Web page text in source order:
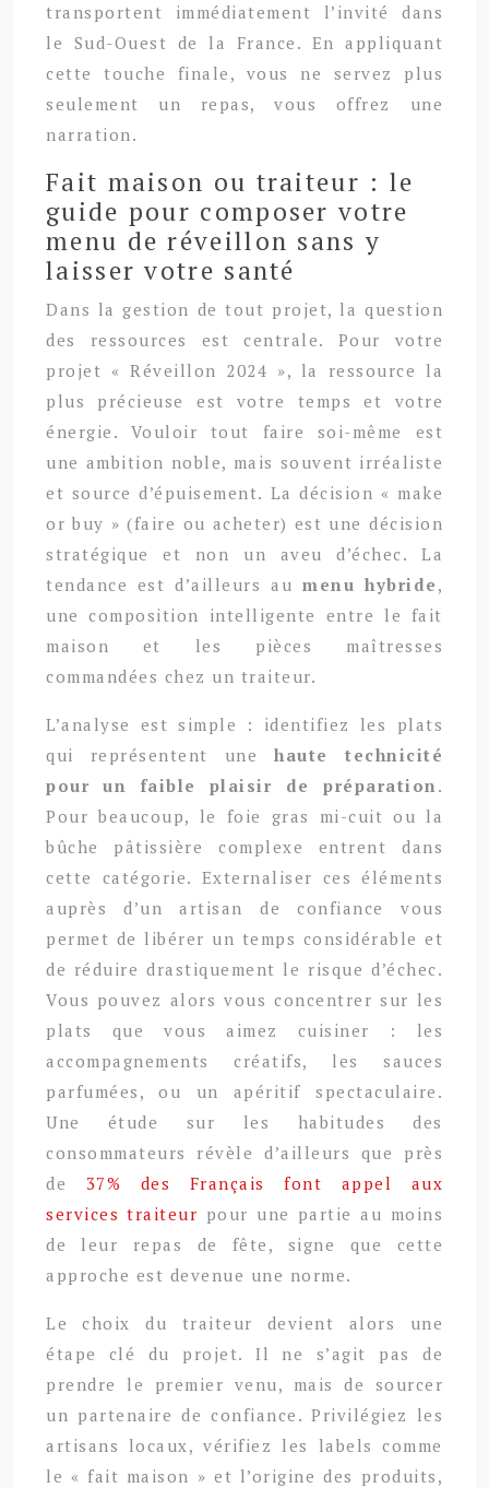
transportent immédiatement l’invité dans
le Sud-Ouest de la France. En appliquant
cette touche finale, vous ne servez plus
seulement un repas, vous offrez une
narration.
Fait maison ou traiteur : le
guide pour composer votre
menu de réveillon sans y
laisser votre santé
Dans la gestion de tout projet, la question
des ressources est centrale. Pour votre
projet « Réveillon 2024 », la ressource la
plus précieuse est votre temps et votre
énergie. Vouloir tout faire soi-même est
une ambition noble, mais souvent irréaliste
et source d’épuisement. La décision « make
or buy » (faire ou acheter) est une décision
stratégique et non un aveu d’échec. La
tendance est d’ailleurs aumenu hybride ,
une composition intelligente entre le fait
maison et les pièces maîtresses
commandées chez un traiteur.
L’analyse est simple : identifiez les plats
qui représentent unehaute technicité
pour un faible plaisir de préparation .
Pour beaucoup, le foie gras mi-cuit ou la
bûche pâtissière complexe entrent dans
cette catégorie. Externaliser ces éléments
auprès d’un artisan de confiance vous
permet de libérer un temps considérable et
de réduire drastiquement le risque d’échec.
Vous pouvez alors vous concentrer sur les
plats que vous aimez cuisiner : les
accompagnements créatifs, les sauces
parfumées, ou un apéritif spectaculaire.
Une étude sur les habitudes des
consommateurs révèle d’ailleurs que près
de 37% des Français font appel aux
services traiteur pour une partie au moins
de leur repas de fête, signe que cette
approche est devenue une norme.
Le choix du traiteur devient alors une
étape clé du projet. Il ne s’agit pas de
prendre le premier venu, mais de sourcer
un partenaire de confiance. Privilégiez les
artisans locaux, vérifiez les labels comme
le « fait maison » et l’origine des produits,